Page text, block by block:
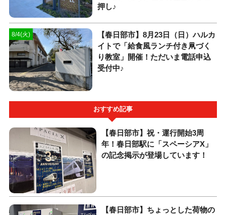
押し♪
8/4(火)
【春日部市】8月23日（日）ハルカ
イトで「給食風ランチ付き凧づく
り教室」開催！ただいま電話申込
受付中♪
おすすめ記事
【春日部市】祝・運行開始3周
年！春日部駅に「スペーシアX」
の記念掲示が登場しています！
【春日部市】ちょっとした荷物の